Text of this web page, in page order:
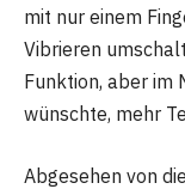
mit nur einem
Vibrieren
Funktion, aber im
wünschte, mehr
Abgesehen von